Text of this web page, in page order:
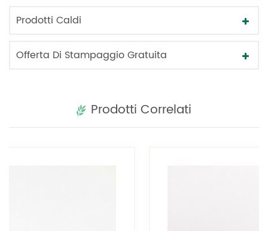
Prodotti Caldi
Offerta Di Stampaggio Gratuita
Prodotti Correlati